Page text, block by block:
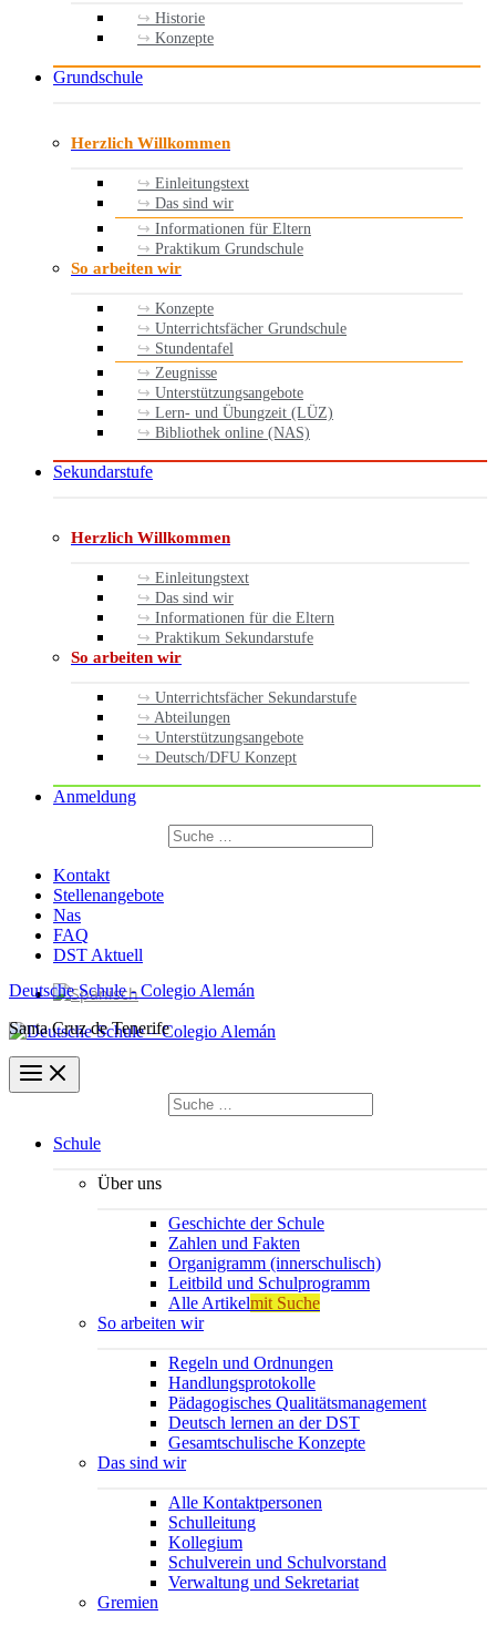
Historie
Konzepte
Grundschule
Herzlich Willkommen
Einleitungstext
Das sind wir
Informationen für Eltern
Praktikum Grundschule
So arbeiten wir
Konzepte
Unterrichtsfächer Grundschule
Stundentafel
Zeugnisse
Unterstützungsangebote
Lern- und Übungzeit (LÜZ)
Bibliothek online (NAS)
Sekundarstufe
Herzlich Willkommen
Einleitungstext
Das sind wir
Informationen für die Eltern
Praktikum Sekundarstufe
So arbeiten wir
Unterrichtsfächer Sekundarstufe
Abteilungen
Unterstützungsangebote
Deutsch/DFU Konzept
Anmeldung
Suchen
nach:
Kontakt
Stellenangebote
Nas
FAQ
DST Aktuell
Deutsche Schule - Colegio Alemán
Santa Cruz de Tenerife
Suchen
nach:
Schule
Über uns
Geschichte der Schule
Zahlen und Fakten
Organigramm (innerschulisch)
Leitbild und Schulprogramm
Alle Artikelmit Suche
So arbeiten wir
Regeln und Ordnungen
Handlungsprotokolle
Pädagogisches Qualitätsmanagement
Deutsch lernen an der DST
Gesamtschulische Konzepte
Das sind wir
Alle Kontaktpersonen
Schulleitung
Kollegium
Schulverein und Schulvorstand
Verwaltung und Sekretariat
Gremien